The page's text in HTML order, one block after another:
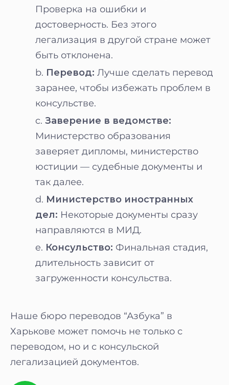
Проверка на ошибки и
достоверность. Без этого
легализация в другой стране может
быть отклонена.
Перевод: Лучше сделать перевод
заранее, чтобы избежать проблем в
консульстве.
Заверение в ведомстве:
Министерство образования
заверяет дипломы, министерство
юстиции — судебные документы и
так далее.
Министерство иностранных
дел: Некоторые документы сразу
направляются в МИД.
Консульство: Финальная стадия,
длительность зависит от
загруженности консульства.
Наше бюро переводов “Азбука” в
Харькове может помочь не только с
переводом, но и с консульской
легализацией документов.